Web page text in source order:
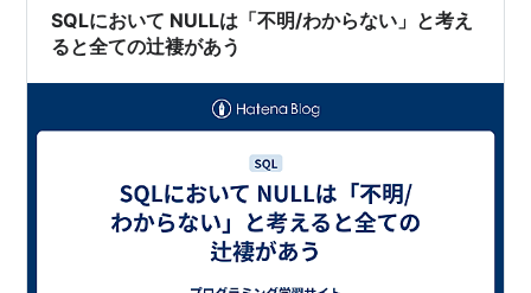
することが難しいですよね Accountテーブル…
SQLにおいて NULLは「不明/わからない」と考え
ると全ての辻褄があう